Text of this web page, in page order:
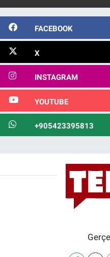
FACEBOOK
X
INSTAGRAM
YOUTUBE
+905423395813